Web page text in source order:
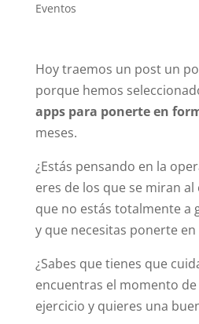
Eventos
Hoy traemos un post un
porque hemos
apps para ponerte en
meses.
¿Estás pensando en la
eres de los que se miran al
que no estás totalmente a
y que necesitas ponerte
¿Sabes que tienes que
encuentras el momento
ejercicio y quieres una